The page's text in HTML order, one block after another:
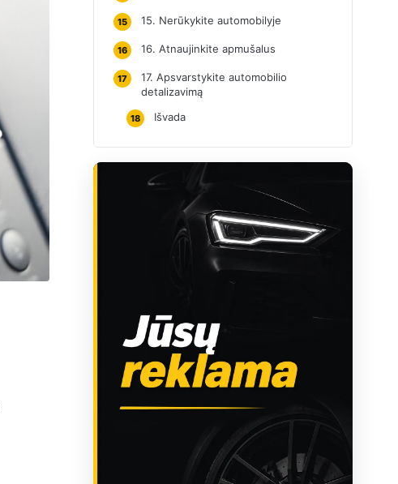
15 15. Nerūkykite automobilyje
16 16. Atnaujinkite apmušalus
17
17. Apsvarstykite automobilio
detalizavimą
18 Išvada